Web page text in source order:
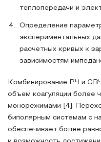
теплопередачи и
Определение
экспериментальных
расчетных кривых к
зависимостям
Комбинирование РЧ и
объем коагуляции более
монорежимами [4].
биполярным системам с
обеспечивает более